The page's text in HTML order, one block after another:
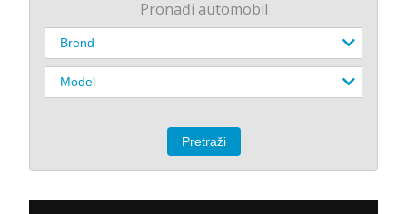
Pronađi automobil